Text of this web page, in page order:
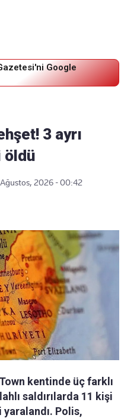
Google
3 ayrı
öldü
2026 - 00:42
kentinde üç farklı
saldırılarda 11 kişi
yaralandı. Polis,